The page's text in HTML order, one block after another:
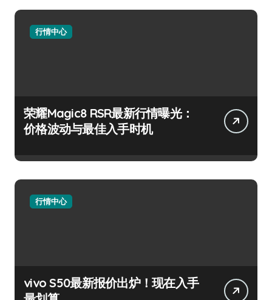
行情中心
荣耀Magic8 RSR最新行情曝光：
价格波动与最佳入手时机
行情中心
vivo S50最新报价出炉！现在入手